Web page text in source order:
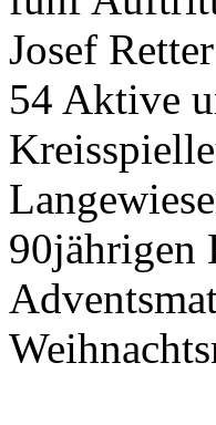
Josef
54 Aktive
90jährigen